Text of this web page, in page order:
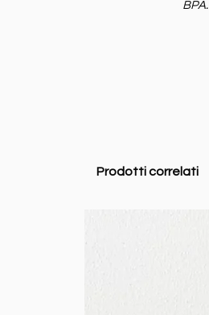
BPA.
Prodotti correlati